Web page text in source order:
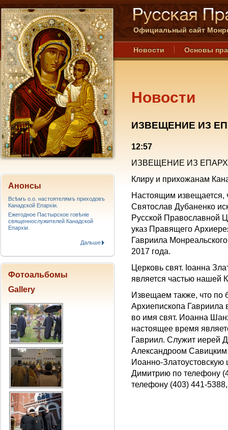
Официальный сайт
Новости Основы
Новости
ИЗВЕЩЕНИЕ ИЗ
12:57
ИЗВЕЩЕНИЕ ИЗ
Клиру и прихожанам
Настоящим извещается,
Святослав Дубаненко
Русской Православной
указ Правящего
Гавриила
2017 года.
Церковь свят. Іоанна
является частью нашей
Извещаем также, что по
Архиепископа Гавриила
во имя свят. Иоанна
настоящее время
Гавриил. Служит иерей
Александроом
Иоанно-Златоустовскую
Димитрию по телефону
телефону (403) 441-
Анонсы
Всѣмъ о.о. настоятелямъ приходовъ
Канадской Епархiи.
Ежегодное Пастырское говѣніе
священнослужителей Канадской
Епархіи.
Дальше
Фотоальбомы
Gallery